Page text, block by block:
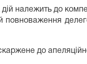
до
повноваження
до